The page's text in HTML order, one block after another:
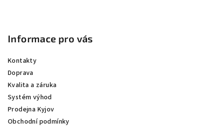
Informace pro vás
Kontakty
Doprava
Kvalita a záruka
Systém výhod
Prodejna Kyjov
Obchodní podmínky